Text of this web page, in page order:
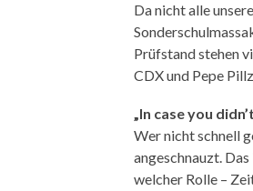
Da nicht alle
Prüfstand stehen
CDX und Pepe
„In case you
Wer nicht schnell
angeschnauzt.
welcher Rolle –